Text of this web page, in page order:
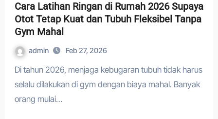
Cara Latihan Ringan di Rumah 2026 Supaya
Otot Tetap Kuat dan Tubuh Fleksibel Tanpa
Gym Mahal
admin Feb 27, 2026
Di tahun 2026, menjaga kebugaran tubuh tidak harus
selalu dilakukan di gym dengan biaya mahal. Banyak
orang mulai…